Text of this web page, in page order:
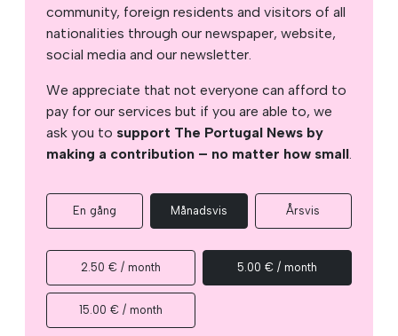
community, foreign residents and visitors of all
nationalities through our newspaper, website,
social media and our newsletter.
We appreciate that not everyone can afford to
pay for our services but if you are able to, we
ask you to support The Portugal News by
making a contribution – no matter how small.
En gång Månadsvis Årsvis
2.50 € / month 5.00 € / month
15.00 € / month